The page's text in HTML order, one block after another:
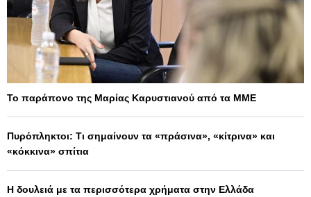
Το παράπονο της Μαρίας Καρυστιανού από τα ΜΜΕ
Πυρόπληκτοι: Τι σημαίνουν τα «πράσινα», «κίτρινα» και
«κόκκινα» σπίτια
Η δουλειά με τα περισσότερα χρήματα στην Ελλάδα